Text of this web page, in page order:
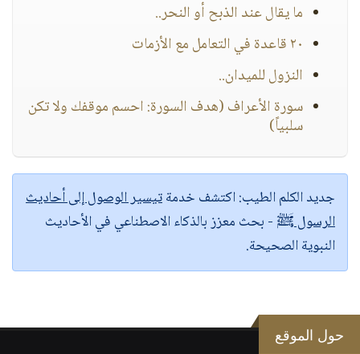
ما يقال عند الذبح أو النحر..
٢٠ قاعدة في التعامل مع الأزمات
النزول للميدان..
سورة الأعراف (هدف السورة: احسم موقفك ولا تكن
سلبياً)
جديد الكلم الطيب:اكتشف خدمةتيسير الوصول إلى أحاديث
الرسول ﷺ - بحث معزز بالذكاء الاصطناعي في الأحاديث
النبوية الصحيحة.
حول الموقع